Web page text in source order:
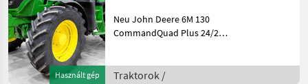
Használt gép
km/h tra
Neu John Deere 6M 130
CommandQuad Plus 24/24
Federkabine, SF7500
Traktorok /